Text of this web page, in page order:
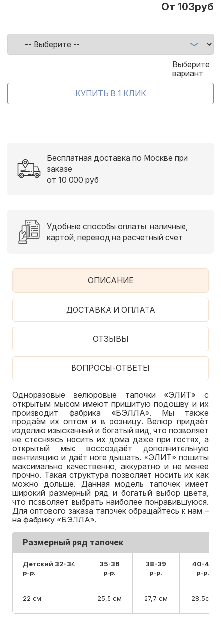
От 103руб
Выберите
вариант
Бесплатная доставка по Москве при
заказе
от 10 000 руб
Удобные способы оплаты: наличные,
картой, перевод на расчетный счет
ОПИСАНИЕ
ДОСТАВКА И ОПЛАТА
ОТЗЫВЫ
ВОПРОСЫ-ОТВЕТЫ
Одноразовые велюровые тапочки «ЭЛИТ» с
открытым мысом имеют пришитую подошву и их
производит фабрика «БЭЛЛА». Мы также
продаём их оптом и в розницу. Велюр придаёт
изделию изысканный и богатый вид, что позволяет
не стесняясь носить их дома даже при гостях, а
открытый мыс воссоздаёт дополнительную
вентиляцию и даёт ноге дышать. «ЭЛИТ» пошиты
максимально качественно, аккуратно и не менее
прочно. Такая структура позволяет носить их как
можно дольше. Данная модель тапочек имеет
широкий размерный ряд и богатый выбор цвета,
что позволяет выбрать наиболее понравившуюся.
Для оптового заказа тапочек обращайтесь к нам –
на фабрику «БЭЛЛА».
Размерный ряд тапочек
Детский 32-34
р-р.
35-36
р-р.
38-39
р-р.
40-42
р-р.
22 см 25,5 см 27,7 см 28,5см